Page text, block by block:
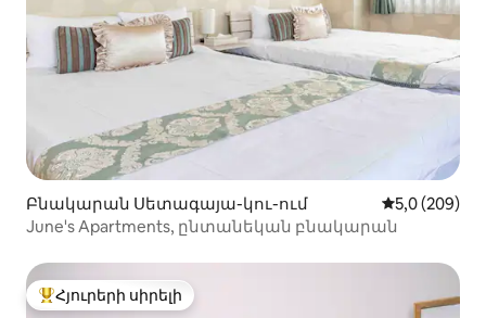
Բնակարան Սետագայա-կու-ում Միջին
5,0 (209)
June's Apartments, ընտանեկան բնակարան
Հյուրերի սիրելի լավագույն տները
Հյուրերի սիրելի